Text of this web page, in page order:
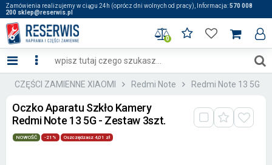
Zamówienia realizujemy w ciągu 24h (oprócz dni wolnych od pracy), Informacja:570 008
200 sklep@reserwis.pl
0
:: CZĘŚCI ZAMIENNE XIAOMI Redmi Note Redmi Note 13 5G
Oczko Aparatu Szkło Kamery
Redmi Note 13 5G - Zestaw 3szt.
NOWOŚĆ -21% Oszczędzasz 4,01 zł